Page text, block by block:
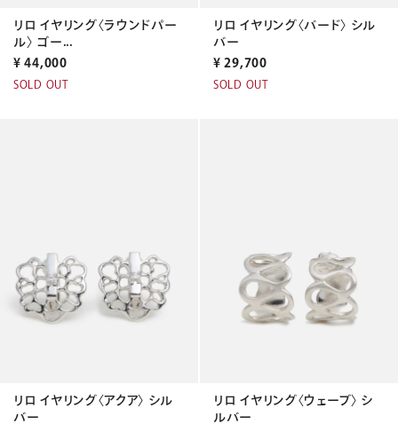
リロ イヤリング〈ラウンドパー
ル〉 ゴー...
¥ 44,000
SOLD OUT
リロ イヤリング〈バード〉 シル
バー
¥ 29,700
SOLD OUT
リロ イヤリング〈アクア〉 シル
バー
リロ イヤリング〈ウェーブ〉 シ
ルバー